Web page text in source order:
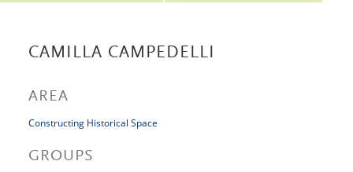
CAMILLA CAMPEDELLI
AREA
Constructing Historical Space
GROUPS